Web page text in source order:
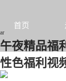
ar
午夜精品福
性色福利视
首页